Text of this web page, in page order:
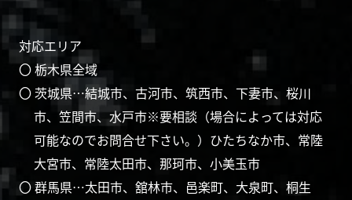
対応エリア
〇 栃木県全域
〇 茨城県…結城市、古河市、筑西市、下妻市、桜川
市、笠間市、水戸市※要相談（場合によっては対応
可能なのでお問合せ下さい。）ひたちなか市、常陸
大宮市、常陸太田市、那珂市、小美玉市
〇 群馬県…太田市、舘林市、邑楽町、大泉町、桐生